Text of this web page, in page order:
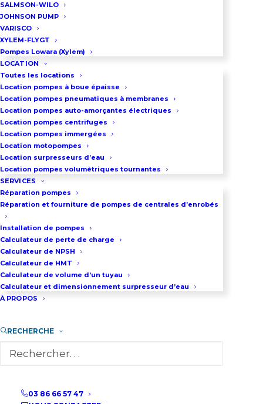
SALMSON-WILO
JOHNSON PUMP
VARISCO
XYLEM-FLYGT
Pompes Lowara (Xylem)
LOCATION
Toutes les locations
Location pompes à boue épaisse
Location pompes pneumatiques à membranes
Location pompes auto-amorçantes électriques
Location pompes centrifuges
Location pompes immergées
Location motopompes
Location surpresseurs d’eau
Location pompes volumétriques tournantes
SERVICES
Réparation pompes
Réparation et fourniture de pompes de centrales d’enrobés
Installation de pompes
Calculateur de perte de charge
Calculateur de NPSH
Calculateur de HMT
Calculateur de volume d’un tuyau
Calculateur et dimensionnement surpresseur d’eau
À PROPOS
RECHERCHE
03 86 66 57 47
pompes à engrenages, 2 filtres
amont, 2 clapets anti-retours aval
et 4 vannes de sectionnement. La
seconde pompe vient sécuriser le
débit en cas de défaillance de la
première pompe. Ces groupes
doubles sont positionnés en
aspiration de cuves enterrées. Ils
délivrent un débit de 3180
litre/heure à 7 bar.